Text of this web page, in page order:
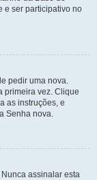
e ser participativo no
pedir uma nova.
primeira vez. Clique
as instruções, e
Senha nova.
assinalar esta